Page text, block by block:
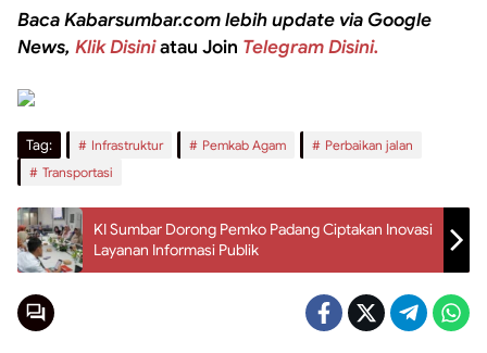
Baca Kabarsumbar.com lebih update via Google
News, Klik Disiniatau Join Telegram Disini.
Tag: Infrastruktur Pemkab Agam
Perbaikan jalan
Transportasi
KI Sumbar Dorong Pemko Padang Ciptakan Inovasi
Layanan Informasi Publik